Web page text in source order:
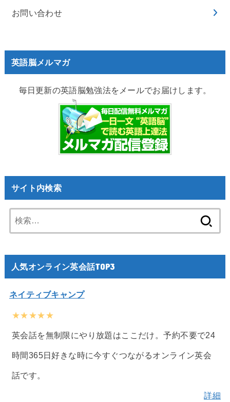
お問い合わせ
英語脳メルマガ
毎日更新の英語脳勉強法をメールでお届けします。
サイト内検索
索:
人気オンライン英会話TOP3
ネイティブキャンプ
★★★★★
英会話を無制限にやり放題はここだけ。予約不要で24
時間365日好きな時に今すぐつながるオンライン英会
話です。
詳細